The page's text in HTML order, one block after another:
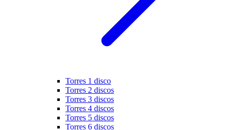
Torres 1 disco
Torres 2 discos
Torres 3 discos
Torres 4 discos
Torres 5 discos
Torres 6 discos